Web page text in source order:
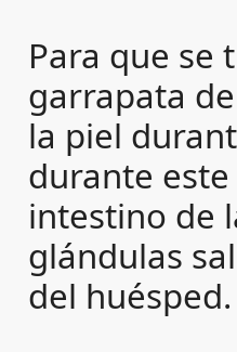
Para que se
garrapata
la piel
durante
intestino de
glándulas
del huésped.